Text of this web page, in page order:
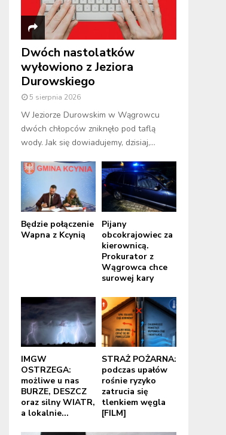
Dwóch nastolatków
wyłowiono z Jeziora
Durowskiego
5 sierpnia 2026
W Jeziorze Durowskim w Wągrowcu
dwóch chłopców zniknęło pod taflą
wody. Jak się dowiadujemy, dzisiaj,...
Będzie połączenie
Wapna z Kcynią
Pijany
obcokrajowiec za
kierownicą.
Prokurator z
Wągrowca chce
surowej kary
IMGW
OSTRZEGA:
możliwe u nas
BURZE, DESZCZ
oraz silny WIATR,
a lokalnie...
STRAŻ POŻARNA:
podczas upałów
rośnie ryzyko
zatrucia się
tlenkiem węgla
[FILM]